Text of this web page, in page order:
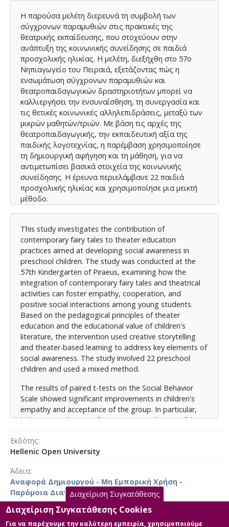
Η παρούσα μελέτη διερευνά τη συμβολή των
σύγχρονων παραμυθιών στις πρακτικές της
θεατρικής εκπαίδευσης, που στοχεύουν στην
ανάπτυξη της κοινωνικής συνείδησης σε παιδιά
προσχολικής ηλικίας. Η μελέτη, διεξήχθη στο 57ο
Νηπιαγωγείο του Πειραιά, εξετάζoντας πώς η
ενσωμάτωση σύγχρονων παραμυθιών και
θεατροπαιδαγωγικών δραστηριοτήτων μπορεί να
καλλιεργήσει την ενσυναίσθηση, τη συνεργασία και
τις θετικές κοινωνικές αλληλεπιδράσεις, μεταξύ των
μικρών μαθητών/τριών. Με βάση τις αρχές της
θεατροπαιδαγωγικής, την εκπαιδευτική αξία της
παιδικής λογοτεχνίας, η παρέμβαση χρησιμοποίησε
τη δημιουργική αφήγηση και τη μάθηση, για να
αντιμετωπίσει βασικά στοιχεία της κοινωνικής
συνείδησης. Η έρευνα περιελάμβανε 22 παιδιά
προσχολικής ηλικίας και χρησιμοποίησε μια μεικτή
μέθοδο.
Κλίμακα Κοινωνικής Συμπεριφοράς έδειξαν
σημαντικές βελτιώσεις στην ενσυναίσθηση και την
αποδοχή των παιδιών από την ομάδα. Ιδιαίτερα,
συμπεριφορές όπως η παρηγοριά των συνομηλίκων
και η επιτυχής ένταξη στο ομαδικό παιχνίδι, έδειξαν
σημαντικές θετικές αλλαγές. Παρατηρήθηκαν, επίσης,
οριακές βελτιώσεις στις συμπεριφορές
διαμοιρασμού και στην προθυμία συμμετοχής σε
συλλογικές δραστηριότητες, ενώ μειώθηκαν οι τάσεις
κοινωνικής απομόνωσης. Αρχικά, η τάξη
χαρακτηριζόταν από κοινωνική περιθωριοποίηση και
σχηματισμό άκαμπτων υποομάδων, αλλά μέχρι το
τέλος της παρέμβασης εξελίχθηκε σε ένα πιο
συμπεριληπτικό και συνεργατικό περιβάλλον. Τα
κέρδισαν την αποδοχή των συνομηλίκων τους, ενώ τα
κοινωνικά δίκτυα συνολικά έγιναν πιο ισορροπημένα
και συνδεδεμένα.
της ενσωμάτωσης σύγχρονων παραμυθιών και
θεατροπαιδαγωγικών πρακτικών στην προώθηση της
πρώιμη παιδική ηλικία. Αυτή η προσέγγιση, όχι μόνο
ενισχύει την ενσυναίσθηση και τη συνεργασία, αλλά
συμβάλλει και σε ένα πιο θετικό κλίμα στην τάξη. Η
εφαρμογή τέτοιων δημιουργικών, βιωματικών
προγραμμάτων στην προσχολική εκπαίδευση είναι
This study investigates the contribution of
contemporary fairy tales to theater education
practices aimed at developing social awareness in
preschool children. The study was conducted at the
57th Kindergarten of Piraeus, examining how the
integration of contemporary fairy tales and theatrical
activities can foster empathy, cooperation, and
positive social interactions among young students.
Based on the pedagogical principles of theater
education and the educational value of children's
literature, the intervention used creative storytelling
and theater-based learning to address key elements of
social awareness. The study involved 22 preschool
children and used a mixed method.
The results of paired t-tests on the Social Behavior
Scale showed significant improvements in children's
empathy and acceptance of the group. In particular,
behaviors such as comforting peers and successful
changes. Marginal improvements were also observed in
sharing behaviors and willingness to participate in
isolation decreased. Initially, the class was
characterized by social marginalization and the
formation of rigid subgroups, but by the end of the
intervention, it had evolved into a more inclusive and
collaborative environment. Children who were
Εκδότης
Hellenic Open University
Άδεια
Αναφορά Δημιουργού - Μη Εμπορική Χρήση -
Παρόμοια Διανομή 4.0 Διεθνές
Διαχείριση Συγκατάθεσης
Διαχείριση Συγκατάθεσης Cookies
Για να παρέχουμε την καλύτερη εμπειρία, χρησιμοποιούμε